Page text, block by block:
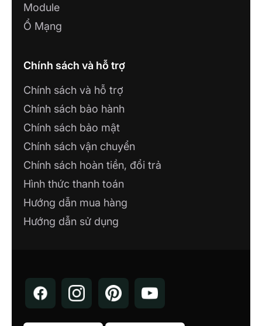
Module
Ổ Mạng
Chính sách và hỗ trợ
Chính sách và hỗ trợ
Chính sách bảo hành
Chính sách bảo mật
Chính sách vận chuyển
Chính sách hoàn tiền, đổi trả
Hình thức thanh toán
Hướng dẫn mua hàng
Hướng dẫn sử dụng